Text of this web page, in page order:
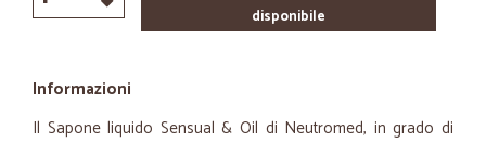
disponibile
Informazioni
Il Sapone liquido Sensual & Oil di Neutromed, in grado di